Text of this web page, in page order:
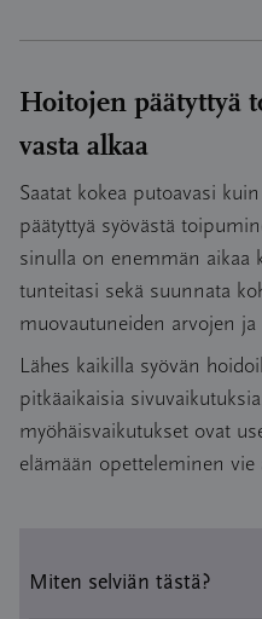
Hoitojen päätyttyä
vasta alkaa
Saatat kokea putoavasi
päätyttyä syövästä
sinulla on enemmän aikaa
tunteitasi sekä suunnata
muovautuneiden arvojen
Lähes kaikilla syövän
pitkäaikaisia
myöhäisvaikutukset ovat
elämään opetteleminen vie
Miten selviän tästä?